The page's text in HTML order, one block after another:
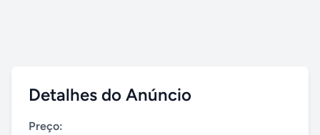
Detalhes do Anúncio
Preço: